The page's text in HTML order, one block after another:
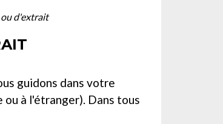
ou d'extrait
guidons dans votre
ou à l'étranger). Dans tous